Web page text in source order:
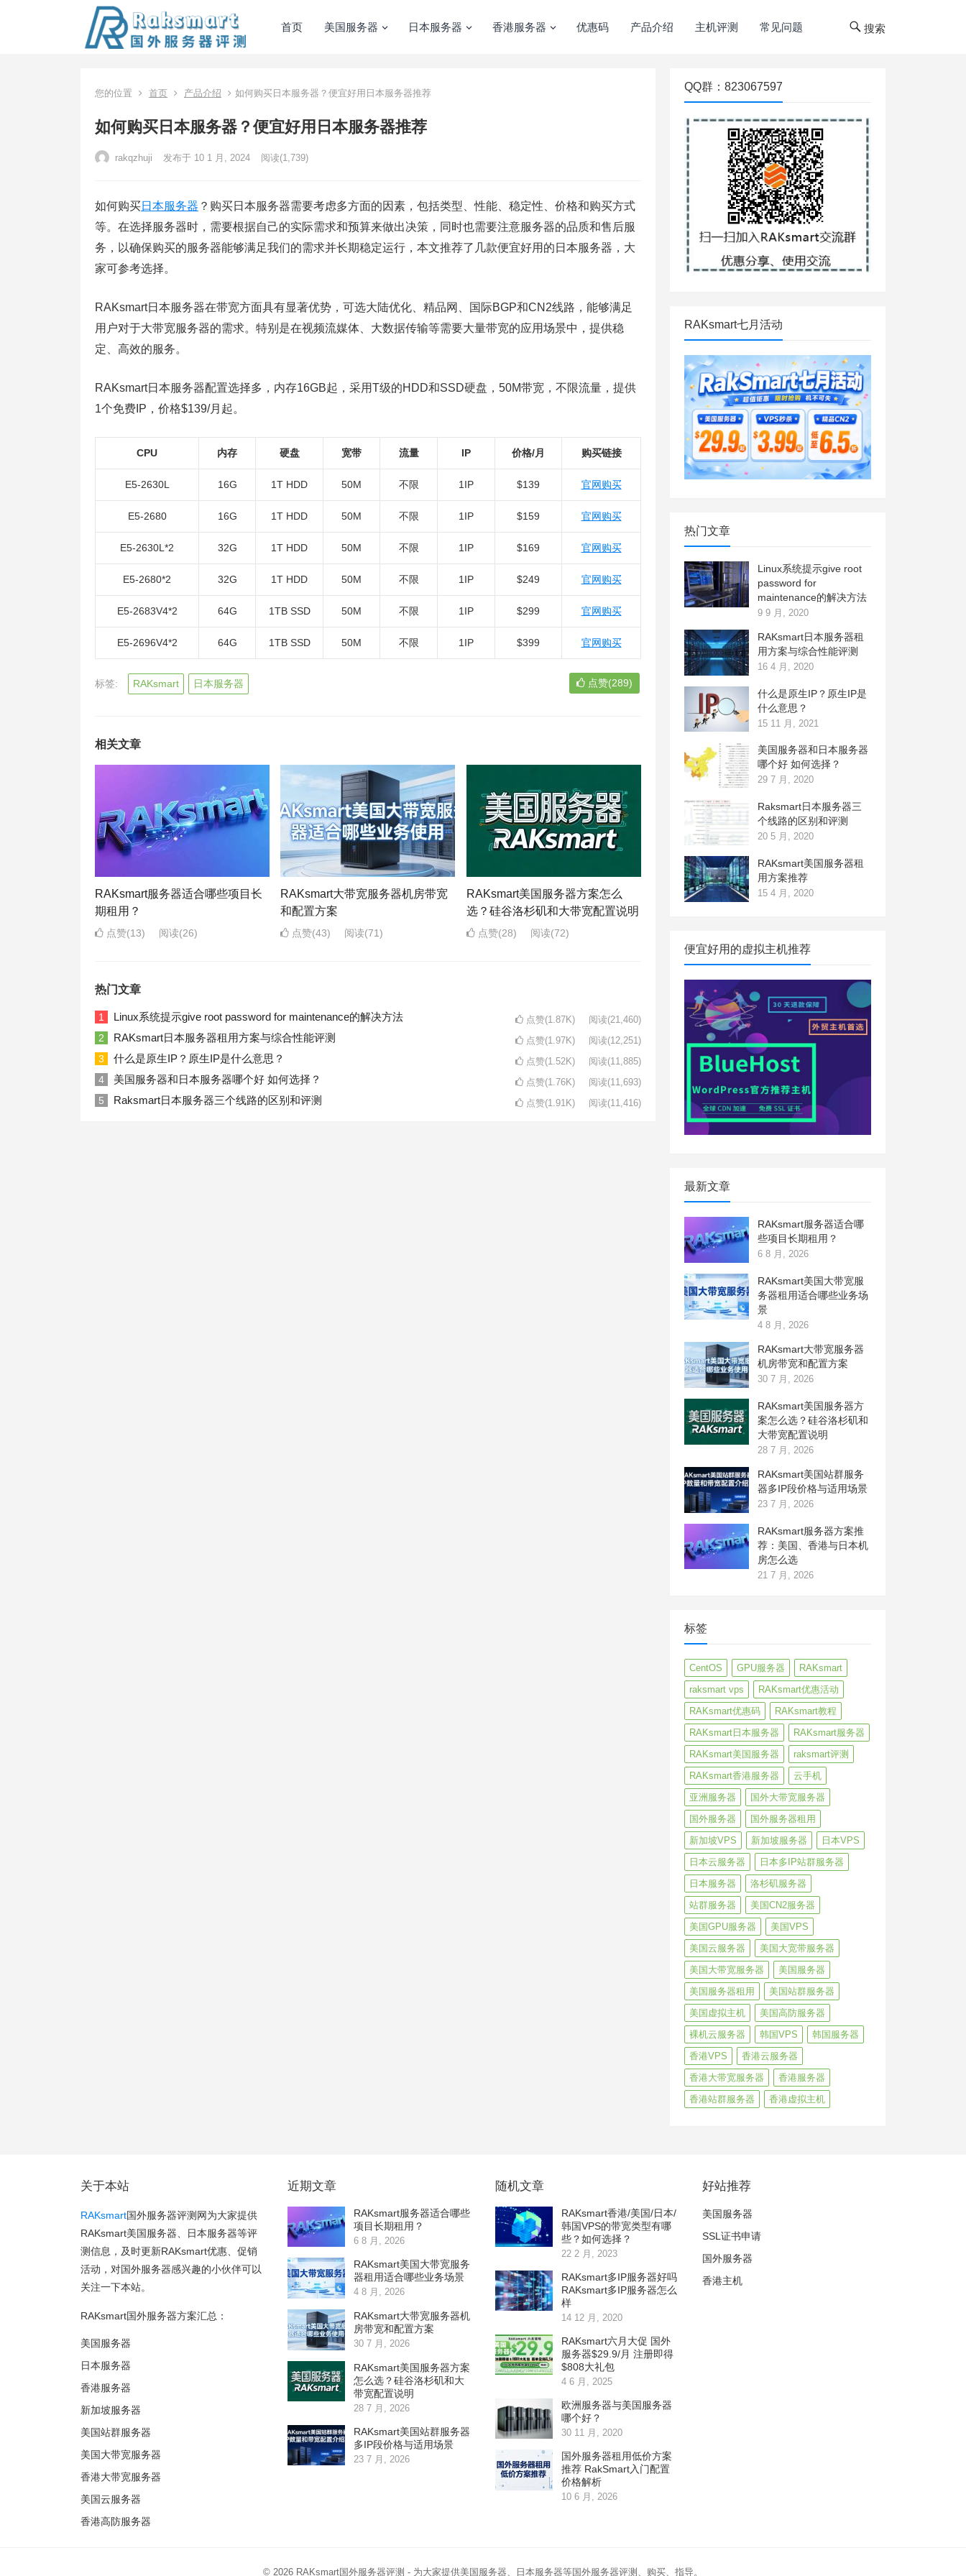
首页 美国服务器 日本服务器 香港服务器 优惠码 产品介绍 主机评测 常见问题 搜索
您的位置 首页 产品介绍 如何购买日本服务器？便宜好用日本服务器推荐
如何购买日本服务器？便宜好用日本服务器推荐
rakqzhuji 发布于 10 1 月, 2024 阅读(1,739)
如何购买日本服务器 ？购买日本服务器需要考虑多方面的因素，包括类型、性能、稳定性、价格和购买方式
等。在选择服务器时，需要根据自己的实际需求和预算来做出决策，同时也需要注意服务器的品质和售后服
务，以确保购买的服务器能够满足我们的需求并长期稳定运行，本文推荐了几款便宜好用的日本服务器，大
家可参考选择。
RAKsmart日本服务器在带宽方面具有显著优势，可选大陆优化、精品网、国际BGP和CN2线路，能够满足
用户对于大带宽服务器的需求。特别是在视频流媒体、大数据传输等需要大量带宽的应用场景中，提供稳
定、高效的服务。
RAKsmart日本服务器配置选择多，内存16GB起，采用T级的HDD和SSD硬盘，50M带宽，不限流量，提供
1个免费IP，价格$139/月起。
CPU 内存 硬盘 宽带 流量 IP 价格/月 购买链接
E5-2630L 16G 1T HDD 50M 不限 1IP $139 官网购买
E5-2680 16G 1T HDD 50M 不限 1IP $159 官网购买
E5-2630L*2 32G 1T HDD 50M 不限 1IP $169 官网购买
E5-2680*2 32G 1T HDD 50M 不限 1IP $249 官网购买
E5-2683V4*2 64G 1TB SSD 50M 不限 1IP $299 官网购买
E5-2696V4*2 64G 1TB SSD 50M 不限 1IP $399 官网购买
标签: RAKsmart 日本服务器 点赞(289)
相关文章
RAKsmart服务器适合哪些项目长
期租用？
点赞(13) 阅读(26)
RAKsmart大带宽服务器机房带宽
和配置方案
点赞(43) 阅读(71)
RAKsmart美国服务器方案怎么
选？硅谷洛杉矶和大带宽配置说明
点赞(28) 阅读(72)
热门文章
1 Linux系统提示give root password for maintenance的解决方法 点赞(1.87K) 阅读(21,460)
2 RAKsmart日本服务器租用方案与综合性能评测 点赞(1.97K) 阅读(12,251)
3 什么是原生IP？原生IP是什么意思？ 点赞(1.52K) 阅读(11,885)
4 美国服务器和日本服务器哪个好 如何选择？ 点赞(1.76K) 阅读(11,693)
5 Raksmart日本服务器三个线路的区别和评测 点赞(1.91K) 阅读(11,416)
QQ群：823067597
RAKsmart七月活动
热门文章
Linux系统提示give root
password for
maintenance的解决方法
9 9 月, 2020
RAKsmart日本服务器租
用方案与综合性能评测
16 4 月, 2020
什么是原生IP？原生IP是
什么意思？
15 11 月, 2021
美国服务器和日本服务器
哪个好 如何选择？
29 7 月, 2020
Raksmart日本服务器三
个线路的区别和评测
20 5 月, 2020
RAKsmart美国服务器租
用方案推荐
15 4 月, 2020
便宜好用的虚拟主机推荐
最新文章
RAKsmart服务器适合哪
些项目长期租用？
6 8 月, 2026
RAKsmart美国大带宽服
务器租用适合哪些业务场
景
4 8 月, 2026
RAKsmart大带宽服务器
机房带宽和配置方案
30 7 月, 2026
RAKsmart美国服务器方
案怎么选？硅谷洛杉矶和
大带宽配置说明
28 7 月, 2026
RAKsmart美国站群服务
器多IP段价格与适用场景
23 7 月, 2026
RAKsmart服务器方案推
荐：美国、香港与日本机
房怎么选
21 7 月, 2026
标签
CentOS GPU服务器
RAKsmart
raksmart vps
RAKsmart优惠活动
RAKsmart优惠码
RAKsmart教程
RAKsmart日本服务器
RAKsmart服务器
RAKsmart美国服务器
raksmart评测
RAKsmart香港服务器
云手机
亚洲服务器
国外大带宽服务器
国外服务器
国外服务器租用
新加坡VPS
新加坡服务器
日本VPS
日本云服务器
日本多IP站群服务器
日本服务器
洛杉矶服务器
站群服务器
美国CN2服务器
美国GPU服务器
美国VPS
美国云服务器
美国大宽带服务器
美国大带宽服务器
美国服务器
美国服务器租用
美国站群服务器
美国虚拟主机
美国高防服务器
裸机云服务器
韩国VPS
韩国服务器
香港VPS
香港云服务器
香港大带宽服务器
香港服务器
香港站群服务器
香港虚拟主机
关于本站
RAKsmart国外服务器评测网为大家提供
RAKsmart美国服务器、日本服务器等评
测信息，及时更新RAKsmart优惠、促销
活动，对国外服务器感兴趣的小伙伴可以
关注一下本站。
RAKsmart国外服务器方案汇总：
美国服务器
日本服务器
香港服务器
新加坡服务器
美国站群服务器
美国大带宽服务器
香港大带宽服务器
美国云服务器
香港高防服务器
近期文章
RAKsmart服务器适合哪些
项目长期租用？
6 8 月, 2026
RAKsmart美国大带宽服务
器租用适合哪些业务场景
4 8 月, 2026
RAKsmart大带宽服务器机
房带宽和配置方案
30 7 月, 2026
RAKsmart美国服务器方案
怎么选？硅谷洛杉矶和大
带宽配置说明
28 7 月, 2026
RAKsmart美国站群服务器
多IP段价格与适用场景
23 7 月, 2026
随机文章
RAKsmart香港/美国/日本/
韩国VPS的带宽类型有哪
些？如何选择？
22 2 月, 2023
RAKsmart多IP服务器好吗
RAKsmart多IP服务器怎么
样
14 12 月, 2020
RAKsmart六月大促 国外
服务器$29.9/月 注册即得
$808大礼包
4 6 月, 2025
欧洲服务器与美国服务器
哪个好？
30 11 月, 2020
国外服务器租用低价方案
推荐 RakSmart入门配置
价格解析
10 6 月, 2026
好站推荐
美国服务器
SSL证书申请
国外服务器
香港主机
© 2026 RAKsmart国外服务器评测 - 为大家提供美国服务器、日本服务器等国外服务器评测、购买、指导。